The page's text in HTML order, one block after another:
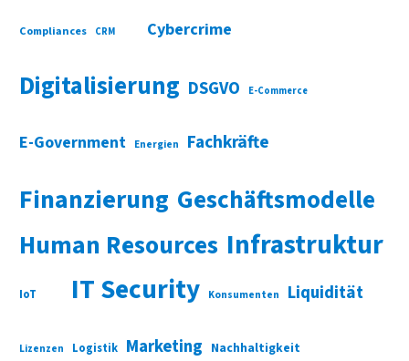
Compliances CRM Cybercrime
Digitalisierung DSGVO E-Commerce
E-Government Energien Fachkräfte
Finanzierung Geschäftsmodelle
Human Resources Infrastruktur
IoT IT Security Konsumenten Liquidität
Lizenzen Logistik Marketing Nachhaltigkeit